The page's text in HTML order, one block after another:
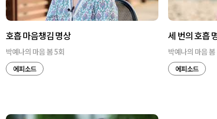
호흡 마음챙김 명상
박예나의 마음 봄 5회
에피소드
세 번의 호흡
박예나의 마음
에피소드